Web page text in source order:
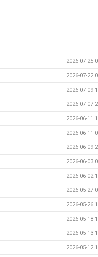
2026-07-25
2026-07-22
2026-07-09
2026-07-07
2026-06-11
2026-06-11
2026-06-09
2026-06-03
2026-06-02
2026-05-27
2026-05-26
2026-05-18
2026-05-13
2026-05-12